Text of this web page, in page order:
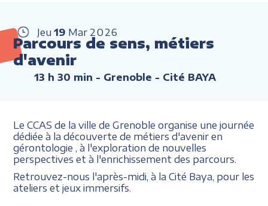
Jeu 19 Mar 2026
Parcours de sens, métiers
d'avenir
13 h 30 min - Grenoble - Cité BAYA
Le CCAS de la ville de Grenoble organise une journée
dédiée à la découverte de métiers d'avenir en
gérontologie , à l'exploration de nouvelles
perspectives et à l'enrichissement des parcours.
Retrouvez-nous l'après-midi, à la Cité Baya, pour les
ateliers et jeux immersifs.